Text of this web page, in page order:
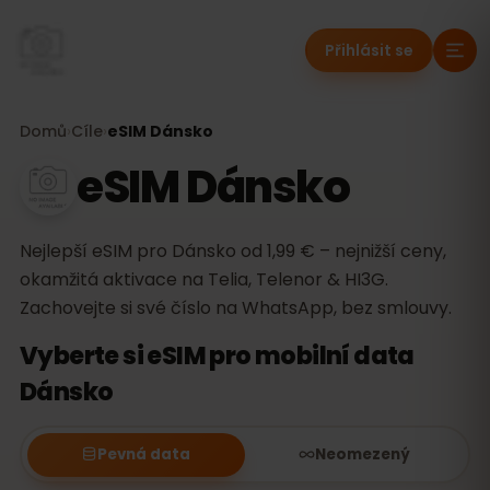
Přihlásit se
Domů Cíle eSIM Dánsko
eSIM Dánsko
Nejlepší eSIM pro Dánsko od 1,99 € – nejnižší ceny,
okamžitá aktivace na Telia, Telenor & HI3G.
Zachovejte si své číslo na WhatsApp, bez smlouvy.
Vyberte si eSIM pro mobilní data
Dánsko
Pevná data Neomezený